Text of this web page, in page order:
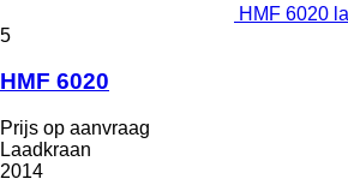
HMF 6020
5
HMF 6020
Prijs op aanvraag
Laadkraan
2014